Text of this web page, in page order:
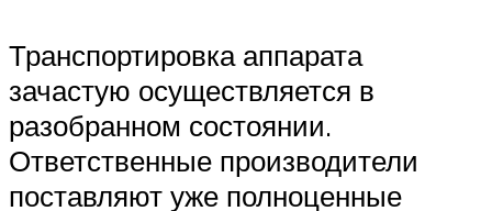
Транспортировка аппарата
зачастую осуществляется в
разобранном состоянии.
Ответственные производители
поставляют уже полноценные